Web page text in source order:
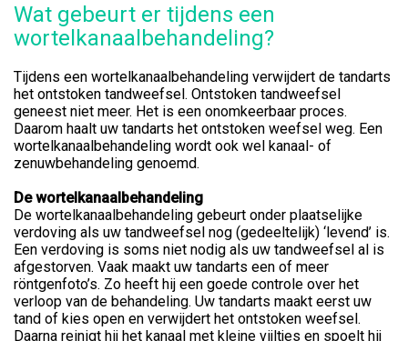
Wat gebeurt er tijdens een
wortelkanaalbehandeling?
Tijdens een wortelkanaalbehandeling verwijdert de tandarts
het ontstoken tandweefsel. Ontstoken tandweefsel
geneest niet meer. Het is een onomkeerbaar proces.
Daarom haalt uw tandarts het ontstoken weefsel weg. Een
wortelkanaalbehandeling wordt ook wel kanaal- of
zenuwbehandeling genoemd.
De wortelkanaalbehandeling
De wortelkanaalbehandeling gebeurt onder plaatselijke
verdoving als uw tandweefsel nog (gedeeltelijk) ‘levend’ is.
Een verdoving is soms niet nodig als uw tandweefsel al is
afgestorven. Vaak maakt uw tandarts een of meer
röntgenfoto’s. Zo heeft hij een goede controle over het
verloop van de behandeling. Uw tandarts maakt eerst uw
tand of kies open en verwijdert het ontstoken weefsel.
Daarna reinigt hij het kanaal met kleine vijltjes en spoelt hij